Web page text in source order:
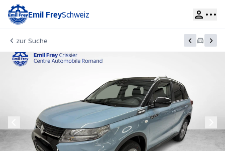
Emil FreySchweiz
zur Suche